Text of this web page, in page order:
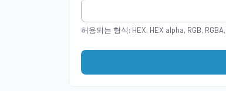
허용되는 형식: HEX, HEX alpha, RGB,